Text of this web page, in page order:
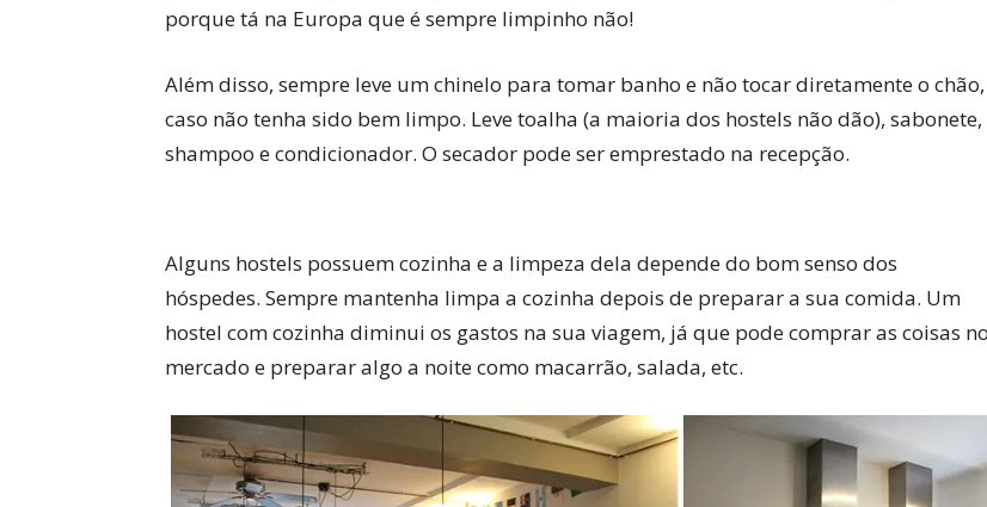
porque tá na Europa que é sempre limpinho não!
Além disso, sempre leve um chinelo para tomar banho e não tocar diretamente o chão,
caso não tenha sido bem limpo. Leve toalha (a maioria dos hostels não dão), sabonete,
shampoo e condicionador. O secador pode ser emprestado na recepção.
Alguns hostels possuem cozinha e a limpeza dela depende do bom senso dos
hóspedes. Sempre mantenha limpa a cozinha depois de preparar a sua comida. Um
hostel com cozinha diminui os gastos na sua viagem, já que pode comprar as coisas no
mercado e preparar algo a noite como macarrão, salada, etc.